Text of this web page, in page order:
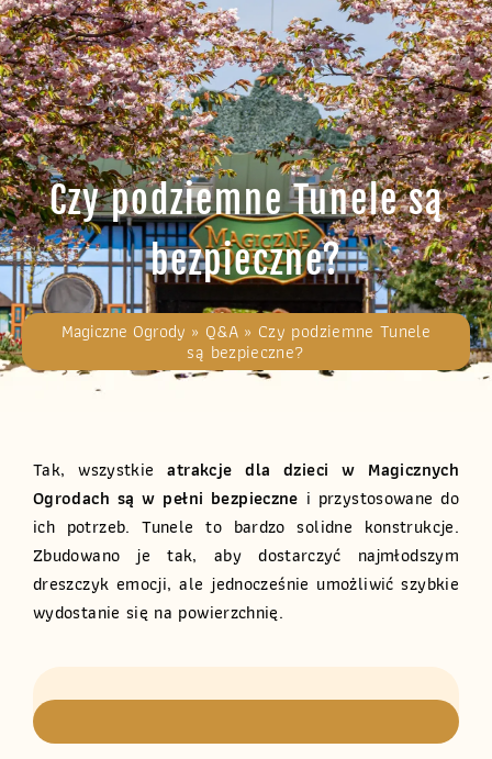
Czy podziemne Tunele są
bezpieczne?
Magiczne Ogrody » Q&A» Czy podziemne Tunele
są bezpieczne?
Tak, wszystkieatrakcje dla dzieci w Magicznych
Ogrodach są w pełni bezpieczne i przystosowane do
ich potrzeb. Tunele to bardzo solidne konstrukcje.
Zbudowano je tak, aby dostarczyć najmłodszym
dreszczyk emocji, ale jednocześnie umożliwić szybkie
wydostanie się na powierzchnię.